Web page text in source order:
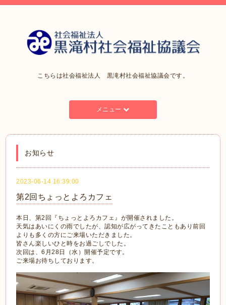
こちらは社会福祉法人 黒滝村社会福祉協議会です。
メニュー
お知らせ
2023-06-14 16:39:00
第2回ちょっとよろカフェ
本日、第2回『ちょっとよろカフェ』が開催されました。
天気はあいにくの雨でしたが、認知が広がってきたこともあり前回
よりも多くの方にご来場いただきました。
皆さん楽しいひと時をお過ごしでした。
次回は、6月28日（水）開催予定です。
ご来場お待ちしております。